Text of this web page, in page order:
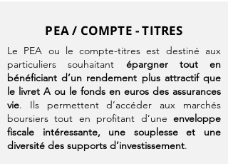
PEA / COMPTE - TITRES
Le PEA ou le compte-titres est destiné aux
particuliers souhaitant épargner tout en
bénéficiant d’un rendement plus attractif que
le livret A ou le fonds en euros des assurances
vie. Ils permettent d’accéder aux marchés
boursiers tout en profitant d’une enveloppe
fiscale intéressante, une souplesse et une
diversité des supports d’investissement.